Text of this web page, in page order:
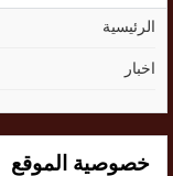
الرئيسية
اخبار
خصوصية الموقع